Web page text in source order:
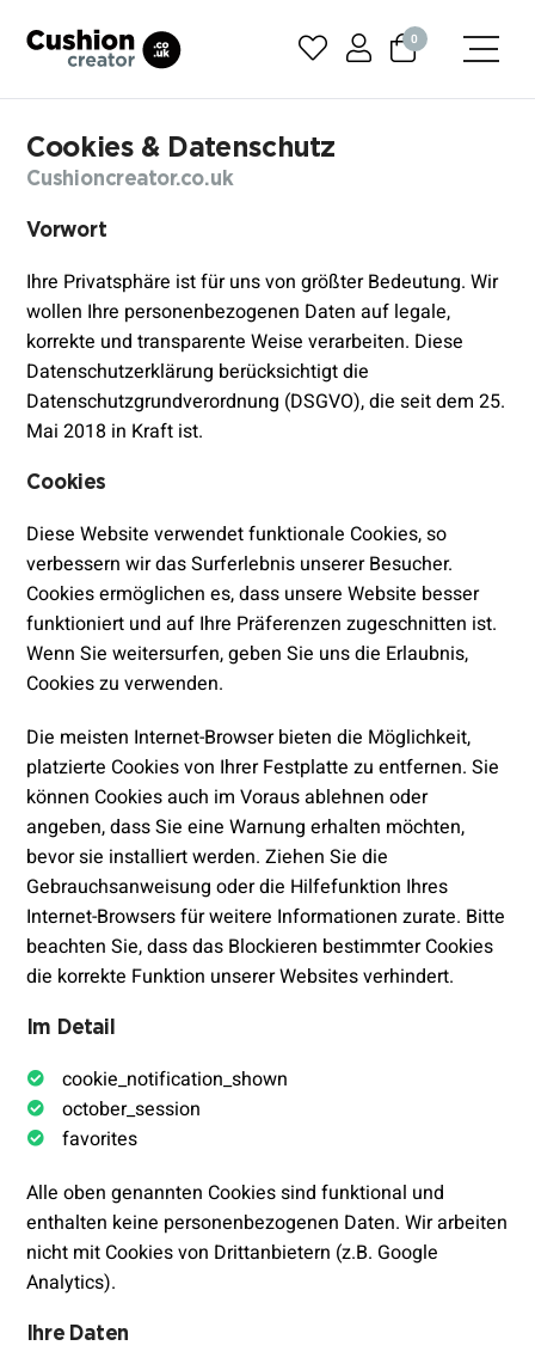
0
Cookies & Datenschutz
Cushioncreator.co.uk
Vorwort
Ihre Privatsphäre ist für uns von größter Bedeutung. Wir
wollen Ihre personenbezogenen Daten auf legale,
korrekte und transparente Weise verarbeiten. Diese
Datenschutzerklärung berücksichtigt die
Datenschutzgrundverordnung (DSGVO), die seit dem 25.
Mai 2018 in Kraft ist.
Cookies
Diese Website verwendet funktionale Cookies, so
verbessern wir das Surferlebnis unserer Besucher.
Cookies ermöglichen es, dass unsere Website besser
funktioniert und auf Ihre Präferenzen zugeschnitten ist.
Wenn Sie weitersurfen, geben Sie uns die Erlaubnis,
Cookies zu verwenden.
Die meisten Internet-Browser bieten die Möglichkeit,
platzierte Cookies von Ihrer Festplatte zu entfernen. Sie
können Cookies auch im Voraus ablehnen oder
angeben, dass Sie eine Warnung erhalten möchten,
bevor sie installiert werden. Ziehen Sie die
Gebrauchsanweisung oder die Hilfefunktion Ihres
Internet-Browsers für weitere Informationen zurate. Bitte
beachten Sie, dass das Blockieren bestimmter Cookies
die korrekte Funktion unserer Websites verhindert.
Im Detail
cookie_notification_shown
october_session
favorites
Alle oben genannten Cookies sind funktional und
enthalten keine personenbezogenen Daten. Wir arbeiten
nicht mit Cookies von Drittanbietern (z.B. Google
Analytics).
Ihre Daten